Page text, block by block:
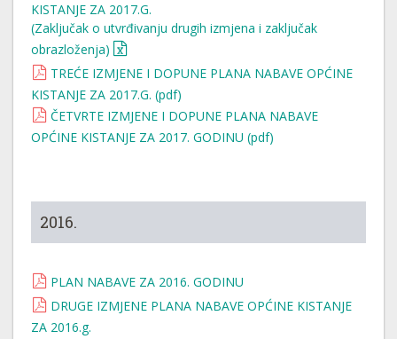
KISTANJE ZA 2017.G.
(Zaključak o utvrđivanju drugih izmjena i zaključak
obrazloženja)
TREĆE IZMJENE I DOPUNE PLANA NABAVE OPĆINE
KISTANJE ZA 2017.G. (pdf)
ČETVRTE IZMJENE I DOPUNE PLANA NABAVE
OPĆINE KISTANJE ZA 2017. GODINU (pdf)
2016.
PLAN NABAVE ZA 2016. GODINU
DRUGE IZMJENE PLANA NABAVE OPĆINE KISTANJE
ZA 2016.g.